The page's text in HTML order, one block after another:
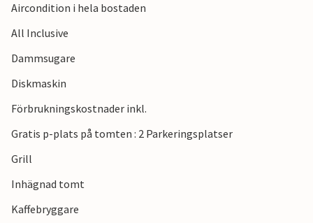
Aircondition i hela bostaden
All Inclusive
Dammsugare
Diskmaskin
Förbrukningskostnader inkl.
Gratis p-plats på tomten : 2 Parkeringsplatser
Grill
Inhägnad tomt
Kaffebryggare